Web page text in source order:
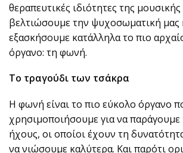
θεραπευτικές ιδιότητες της
βελτιώσουμε την ψυχοσωματική μας
εξασκήσουμε κατάλληλα το πιο
όργανο: τη φωνή.
Το τραγούδι των τσάκρα
Η φωνή είναι το πιο εύκολο όργανο
χρησιμοποιήσουμε για να παράγουμε
ήχους, οι οποίοι έχουν τη
να νιώσουμε καλύτερα. Και παρότι